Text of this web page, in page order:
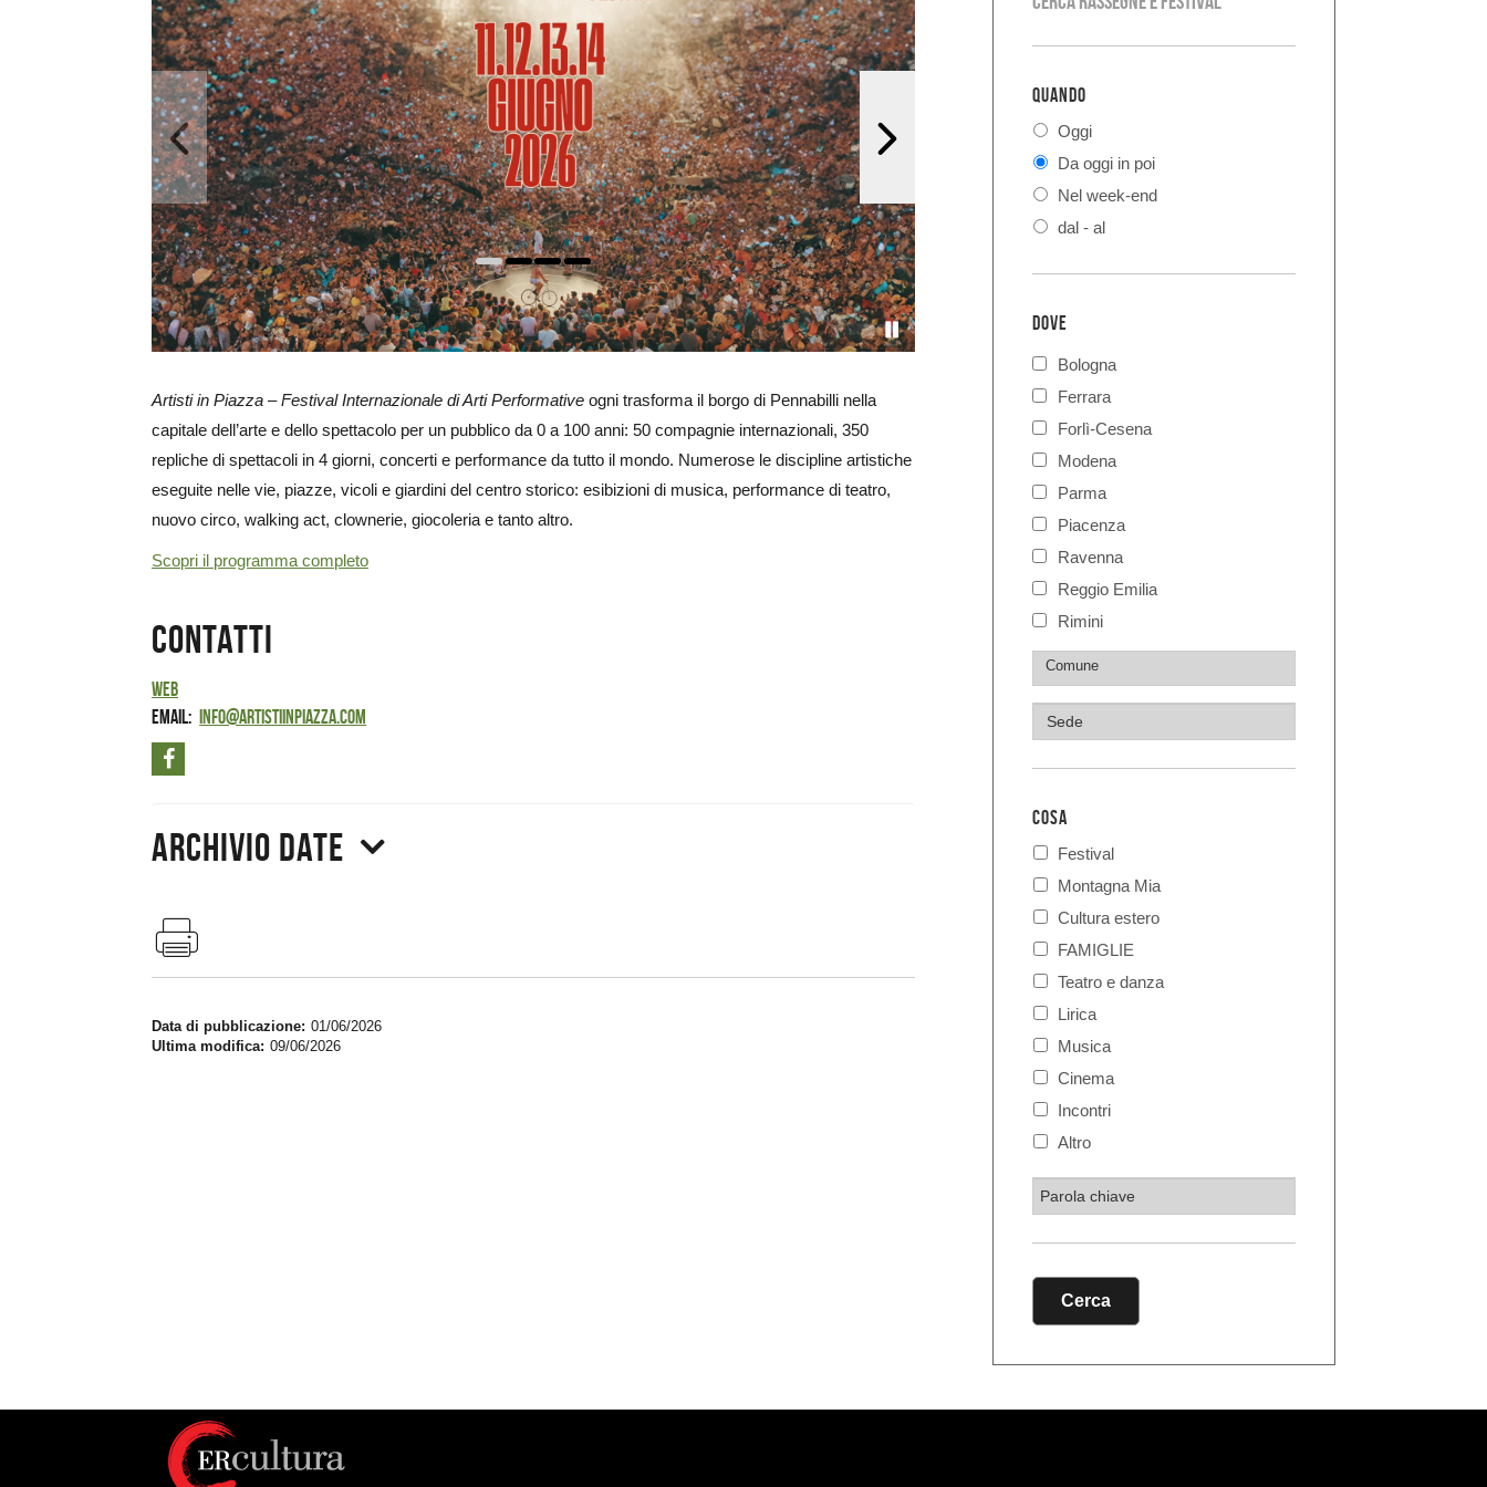
Artisti in Piazza – Festival Internazionale di Arti Performative ogni trasforma il borgo di Pennabilli nella
capitale dell’arte e dello spettacolo per un pubblico da 0 a 100 anni: 50 compagnie internazionali, 350
repliche di spettacoli in 4 giorni, concerti e performance da tutto il mondo. Numerose le discipline artistiche
eseguite nelle vie, piazze, vicoli e giardini del centro storico: esibizioni di musica, performance di teatro,
nuovo circo, walking act, clownerie, giocoleria e tanto altro.
Scopri il programma completo
Contatti
Web
Email info@artistiinpiazza.com
Archivio date
Data di pubblicazione
01/06/2026
Ultima modifica
09/06/2026
QUANDO
Oggi
Da oggi in poi
Nel week-end
dal - al
DOVE
Bologna
Ferrara
Forlì-Cesena
Modena
Parma
Piacenza
Ravenna
Reggio Emilia
Rimini
COSA
Festival
Montagna Mia
Cultura estero
FAMIGLIE
Teatro e danza
Lirica
Musica
Cinema
Incontri
Altro
Cerca